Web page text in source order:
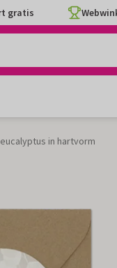
gratis
in hartvorm